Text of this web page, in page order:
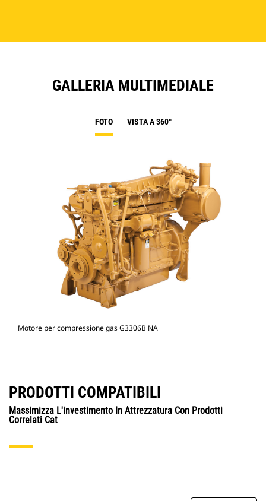
GALLERIA MULTIMEDIALE
FOTO VISTA A 360°
Motore per compressione gas G3306B NA
PRODOTTI COMPATIBILI
Massimizza L'investimento In Attrezzatura Con Prodotti
Correlati Cat